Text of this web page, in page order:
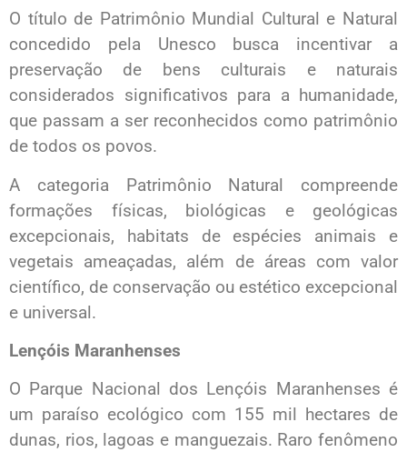
O título de Patrimônio Mundial Cultural e Natural
concedido pela Unesco busca incentivar a
preservação de bens culturais e naturais
considerados significativos para a humanidade,
que passam a ser reconhecidos como patrimônio
de todos os povos.
A categoria Patrimônio Natural compreende
formações físicas, biológicas e geológicas
excepcionais, habitats de espécies animais e
vegetais ameaçadas, além de áreas com valor
científico, de conservação ou estético excepcional
e universal.
Lençóis Maranhenses
O Parque Nacional dos Lençóis Maranhenses é
um paraíso ecológico com 155 mil hectares de
dunas, rios, lagoas e manguezais. Raro fenômeno